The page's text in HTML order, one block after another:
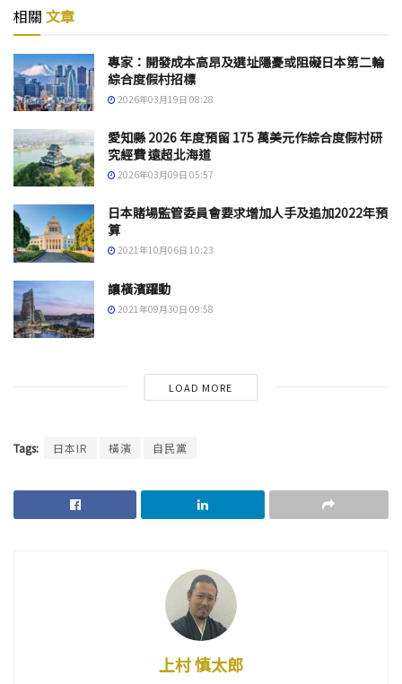
相關 文章
專家：開發成本高昂及選址隱憂或阻礙日本第二輪
綜合度假村招標
2026年03月19日 08:28
愛知縣 2026 年度預留 175 萬美元作綜合度假村研
究經費 遠超北海道
2026年03月09日 05:57
日本賭場監管委員會要求增加人手及追加2022年預
算
2021年10月06日 10:23
讓橫濱躍動
2021年09月30日 09:58
LOAD MORE
Tags: 日本IR 橫濱 自民黨
上村 慎太郎